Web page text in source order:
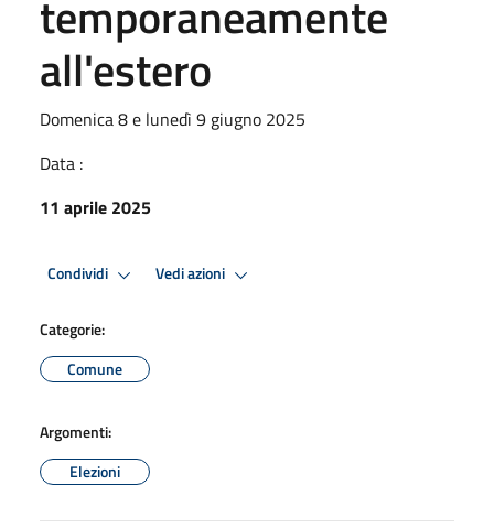
temporaneamente
all'estero
Domenica 8 e lunedì 9 giugno 2025
Data :
11 aprile 2025
Condividi Vedi azioni
Categorie:
Comune
Argomenti:
Elezioni